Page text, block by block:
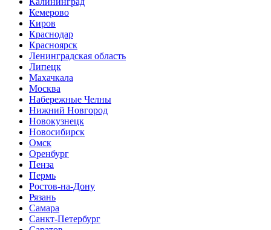
Кемерово
Киров
Краснодар
Красноярск
Ленинградская область
Липецк
Махачкала
Москва
Набережные Челны
Нижний Новгород
Новокузнецк
Новосибирск
Омск
Оренбург
Пенза
Пермь
Ростов-на-Дону
Рязань
Самара
Санкт-Петербург